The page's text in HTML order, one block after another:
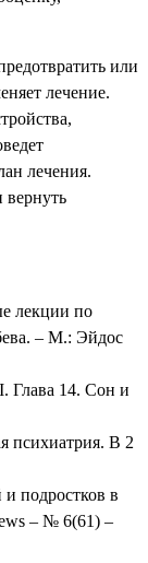
или
лечение.
лечения.
вернуть
лекции по
– М.: Эйдос
Глава 14. Сон и
психиатрия. В 2
подростков в
– № 6(61) –